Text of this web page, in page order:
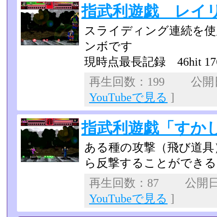
指武利遊戯 レイ
スライディング連続を
ンボです
現時点最長記録 46hit
再生回数：199 公
YouTubeで見る ]
指武利遊戯「すか
ある種の攻撃（飛び道
ら反撃することができ
再生回数：87 公開
YouTubeで見る ]